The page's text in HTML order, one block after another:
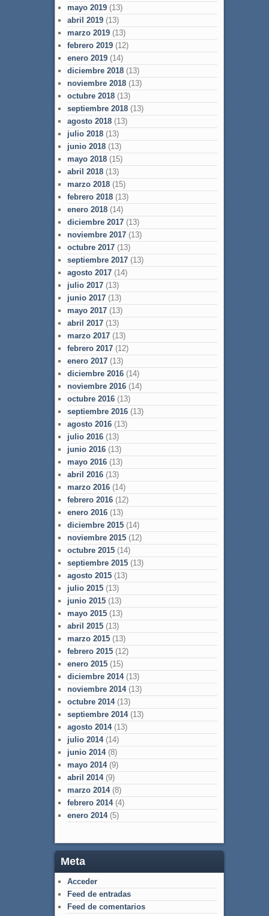
mayo 2019(13)
abril 2019(13)
marzo 2019(13)
febrero 2019(12)
enero 2019(14)
diciembre 2018(13)
noviembre 2018(13)
octubre 2018(13)
septiembre 2018(13)
agosto 2018(13)
julio 2018(13)
junio 2018(13)
mayo 2018(15)
abril 2018(13)
marzo 2018(15)
febrero 2018(13)
enero 2018(14)
diciembre 2017(13)
noviembre 2017(13)
octubre 2017(13)
septiembre 2017(13)
agosto 2017(14)
julio 2017(13)
junio 2017(13)
mayo 2017(13)
abril 2017(13)
marzo 2017(13)
febrero 2017(12)
enero 2017(13)
diciembre 2016(14)
noviembre 2016(14)
octubre 2016(13)
septiembre 2016(13)
agosto 2016(13)
julio 2016(13)
junio 2016(13)
mayo 2016(13)
abril 2016(13)
marzo 2016(14)
febrero 2016(12)
enero 2016(13)
diciembre 2015(14)
noviembre 2015(12)
octubre 2015(14)
septiembre 2015(13)
agosto 2015(13)
julio 2015(13)
junio 2015(13)
mayo 2015(13)
abril 2015(13)
marzo 2015(13)
febrero 2015(12)
enero 2015(15)
diciembre 2014(13)
noviembre 2014(13)
octubre 2014(13)
septiembre 2014(13)
agosto 2014(13)
julio 2014(14)
junio 2014(8)
mayo 2014(9)
abril 2014(9)
marzo 2014(8)
febrero 2014(4)
enero 2014(5)
Meta
Acceder
Feed de entradas
Feed de comentarios